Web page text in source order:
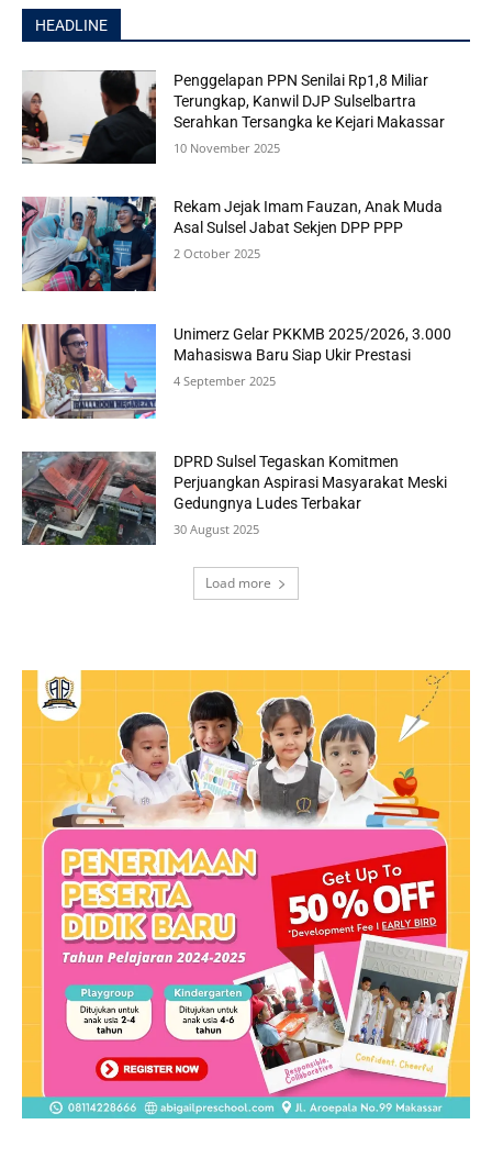
HEADLINE
Penggelapan PPN Senilai Rp1,8 Miliar
Terungkap, Kanwil DJP Sulselbartra
Serahkan Tersangka ke Kejari Makassar
10 November 2025
Rekam Jejak Imam Fauzan, Anak Muda
Asal Sulsel Jabat Sekjen DPP PPP
2 October 2025
Unimerz Gelar PKKMB 2025/2026, 3.000
Mahasiswa Baru Siap Ukir Prestasi
4 September 2025
DPRD Sulsel Tegaskan Komitmen
Perjuangkan Aspirasi Masyarakat Meski
Gedungnya Ludes Terbakar
30 August 2025
Load more